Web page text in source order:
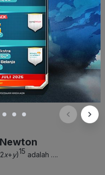
dalam Matematika:
x+y)15 adalah ….